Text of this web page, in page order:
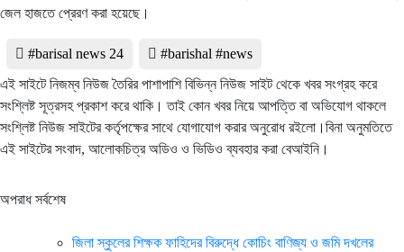
জেল হাজতে প্রেরণ করা হয়েছে।
#barisal news 24
#barishal #news
এই সাইটে নিজম্ব নিউজ তৈরির পাশাপাশি বিভিন্ন নিউজ সাইট থেকে খবর সংগ্রহ করে
সংশ্লিষ্ট সূত্রসহ প্রকাশ করে থাকি। তাই কোন খবর নিয়ে আপত্তি বা অভিযোগ থাকলে
সংশ্লিষ্ট নিউজ সাইটের কর্তৃপক্ষের সাথে যোগাযোগ করার অনুরোধ রইলো।বিনা অনুমতিতে
এই সাইটের সংবাদ, আলোকচিত্র অডিও ও ভিডিও ব্যবহার করা বেআইনি।
অপরাধ সর্বশেষ
জিলা স্কুলের শিক্ষক ফাহিদের বিরুদ্ধে কোচিং বাণিজ্য ও জমি দখলের